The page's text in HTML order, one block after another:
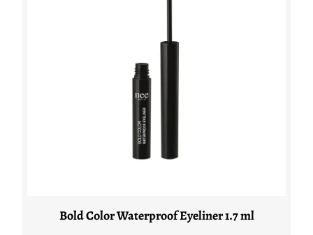
Bold Color Waterproof Eyeliner 1.7 ml